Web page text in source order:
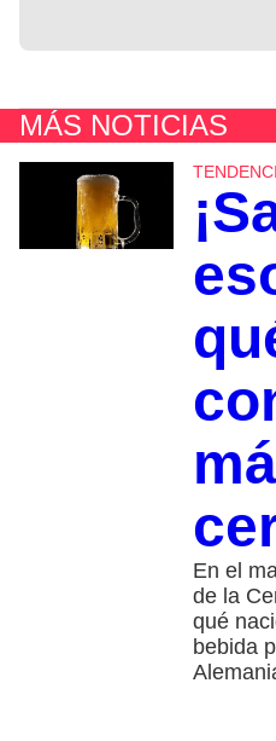
MÁS NOTICIAS
En el
de la
qué
bebida